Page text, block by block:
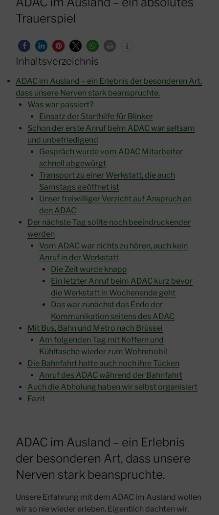
Trauerspiel
Inhaltsverzeichnis
ADAC im Ausland – ein Erlebnis der besonderen Art,
dass unsere Nerven stark beanspruchte.
Was war passiert?
Einsatz der Starthilfe für Blinker
Schon der erste Anruf beim ADAC war seltsam
und unbefriedigend
Gespräch wurde vom ADAC Mitarbeiter
schnell abgewürgt
Transport zu einer Werkstatt, die auch
Samstags geöffnet ist
Unser freiwilliger Verzicht auf Anspruch an
den ADAC
Der nächste Tag sollte noch beeindruckender
werden
Vom ADAC war nichts zu hören, auch kein
Anruf in der Werkstatt
Die Zeit wurde knapp
Ein letzter Anruf beim ADAC kurz bevor
die Werkstatt in Wochenende geht
Das war zunächst das Ende der
Kommunikation seitens des ADAC
Mit Bus, Bahn und Metro nach Brüssel
Am folgenden Tag mit Koffern und
Kühltasche wieder zum Wohnmobil
Die Bahnfahrt hatte auch noch ihre Tücken
Anruf des ADAC während der Bahnfahrt
Auch die Abholung haben wir selbst organisiert
Fazit
ADAC im Ausland – ein Erlebnis
der besonderen Art, dass unsere
Nerven stark beanspruchte.
Unsere Erfahrung mit dem ADAC im Ausland wollen
wir so nie wieder erleben. Eigentlich dachten wir,